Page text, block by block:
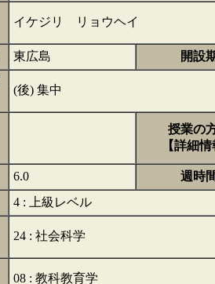
イケジリ リョウヘイ
東広島
開設
(後) 集中
授業の
【詳細
6.0
週時
4 : 上級レベル
24 : 社会科学
08 : 教科教育学